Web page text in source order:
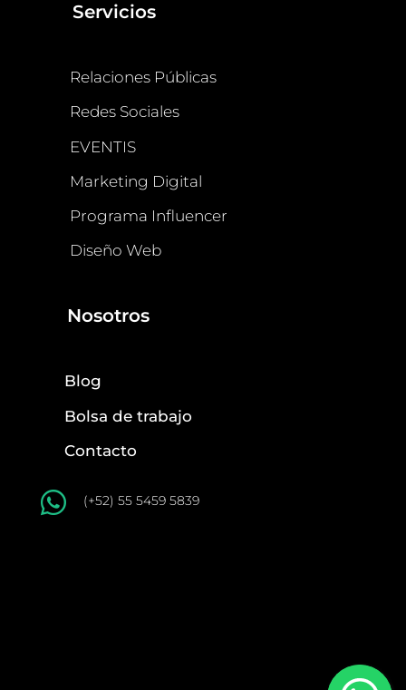
Servicios
Relaciones Públicas
Redes Sociales
EVENTIS
Marketing Digital
Programa Influencer
Diseño Web
Nosotros
Blog
Bolsa de trabajo
Contacto
 (+52) 55 5459 5839
© 2022 Copyright Powered by Communika